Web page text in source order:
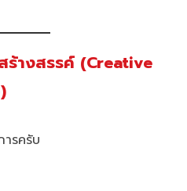
ร้างสรรค์ (Creative
รครับ